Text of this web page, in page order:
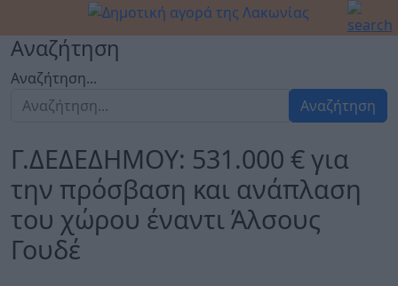
Αναζήτηση
Αναζήτηση...
Αναζήτηση
Γ.ΔΕΔΕΔΗΜΟΥ: 531.000 € για
την πρόσβαση και ανάπλαση
του χώρου έναντι Άλσους
Γουδέ